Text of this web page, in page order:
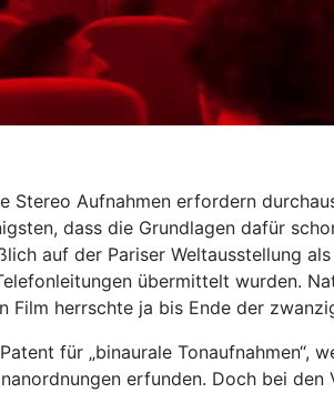
Stereo Aufnahmen erfordern
dass die Grundlagen dafür
auf der Pariser Weltausstellung
übermittelt wurden.
Film herrschte ja bis Ende der
für „binaurale
erfunden. Doch bei